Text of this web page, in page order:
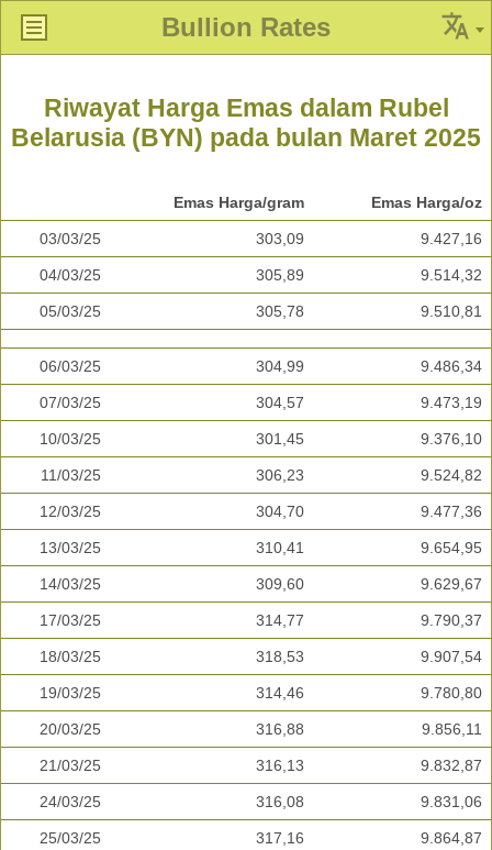
Bullion Rates
Riwayat Harga Emas dalam Rubel
Belarusia (BYN) pada bulan Maret 2025
Emas Harga/gram Emas Harga/oz
03/03/25 303,09 9.427,16
04/03/25 305,89 9.514,32
05/03/25 305,78 9.510,81
06/03/25 304,99 9.486,34
07/03/25 304,57 9.473,19
10/03/25 301,45 9.376,10
11/03/25 306,23 9.524,82
12/03/25 304,70 9.477,36
13/03/25 310,41 9.654,95
14/03/25 309,60 9.629,67
17/03/25 314,77 9.790,37
18/03/25 318,53 9.907,54
19/03/25 314,46 9.780,80
20/03/25 316,88 9.856,11
21/03/25 316,13 9.832,87
24/03/25 316,08 9.831,06
25/03/25 317,16 9.864,87